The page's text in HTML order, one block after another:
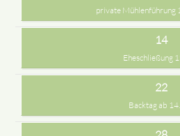
private Mühlenführung
14
Eheschließung
22
Backtag ab